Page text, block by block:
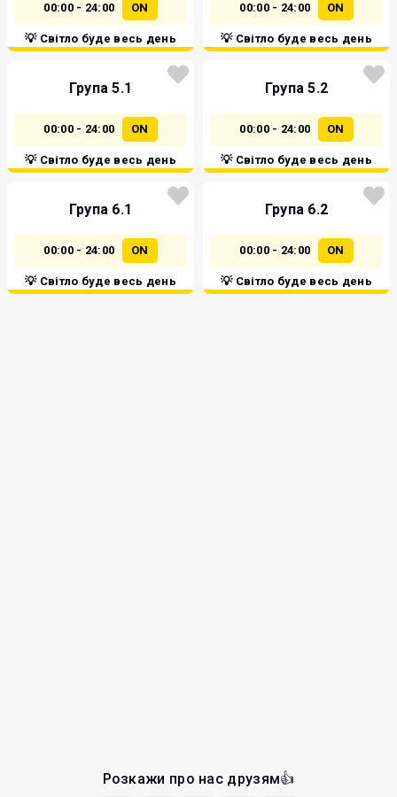
00:00 - 24:00 ON
💡 Світло буде весь день
00:00 - 24:00 ON
💡 Світло буде весь день
Група 5.1
00:00 - 24:00 ON
💡 Світло буде весь день
Група 5.2
00:00 - 24:00 ON
💡 Світло буде весь день
Група 6.1
00:00 - 24:00 ON
💡 Світло буде весь день
Група 6.2
00:00 - 24:00 ON
💡 Світло буде весь день
Розкажи про нас друзям👍